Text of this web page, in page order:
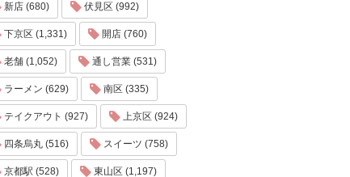
新店 (680) 伏見区 (992)
下京区 (1,331) 開店 (760)
老舗 (1,052) 通し営業 (531)
ラーメン (629) 南区 (335)
テイクアウト (927) 上京区 (924)
四条烏丸 (516) スイーツ (758)
京都駅 (528) 東山区 (1,197)